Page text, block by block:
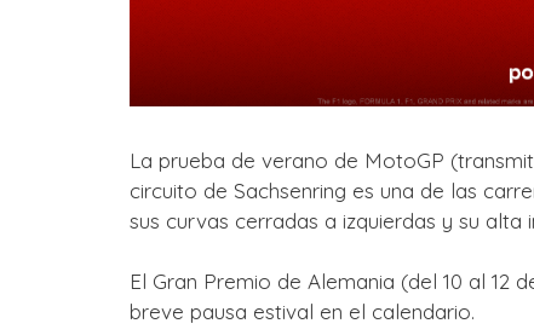
La prueba de verano de MotoGP
circuito de Sachsenring es una de las
sus curvas cerradas a izquierdas y su alta
El Gran Premio de Alemania (del 10 al 12
breve pausa estival en el calendario.